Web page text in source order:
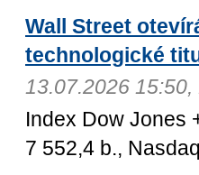
Wall Street
technologické
13.07.2026
Index Dow Jones
7 552,4 b.,